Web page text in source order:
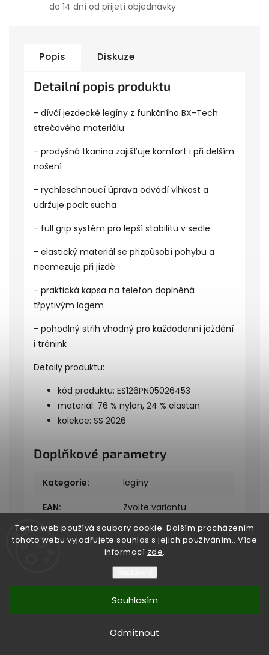
Tento web používá soubory cookie. Dalším procházením
tohoto webu vyjadřujete souhlas s jejich používáním.. Více
informací zde.
Odmítnout
Souhlasím
do 14 dní od přijetí objednávky
Popis Diskuze
Detailní popis produktu
- dívčí jezdecké legíny z funkčního BX-Tech
strečového materiálu
- prodyšná tkanina zajišťuje komfort i při delším
nošení
- rychleschnoucí úprava odvádí vlhkost a
udržuje pocit sucha
- full grip systém pro lepší stabilitu v sedle
- elastický materiál se přizpůsobí pohybu a
neomezuje při jízdě
- praktická kapsa na telefon doplněná
třpytivým logem
- pohodlný střih vhodný pro každodenní ježdění
i trénink
Detaily produktu:
kód produktu: ES126PN05026453
materiál: 76 % nylon, 24 % elastan
kolekce: SS 2026
Doplňkové parametry
Kategorie: legíny
EAN: Zvolte variantu
Vytvořil Shoptet
Copyright 2026Bukefalos. Všechna práva vyhrazena.
Shoptet| Design